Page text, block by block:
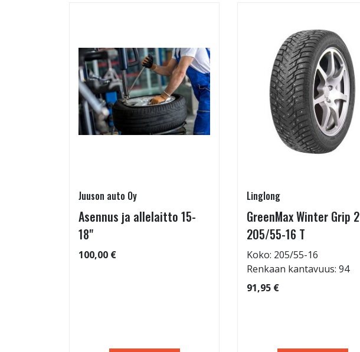
Juuson auto Oy
Asennus ja allelaitto 15-
18"
100,00 €
Linglong
GreenMax Winter Grip 2
205/55-16 T
Koko: 205/55-16
Renkaan kantavuus: 94
91,95 €